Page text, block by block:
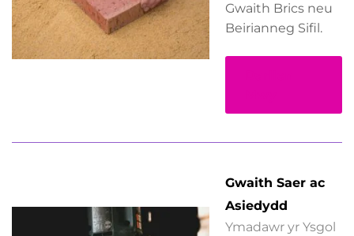
Gwaith Brics neu
Beirianneg Sifil.
Gwaith Saer ac
Asiedydd
Ymadawr yr Ysgol